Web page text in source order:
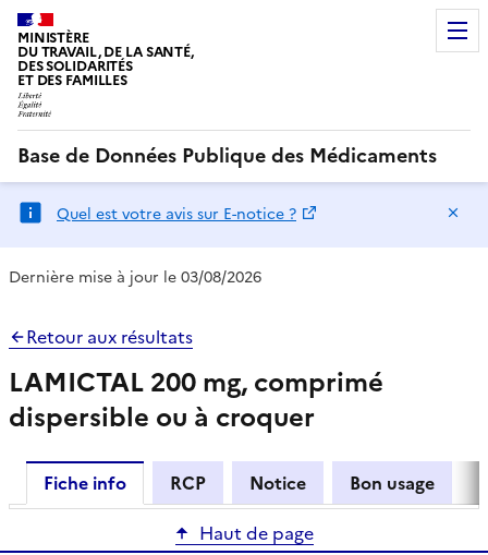
MINISTÈRE
DU TRAVAIL, DE LA SANTÉ,
DES SOLIDARITÉS
ET DES FAMILLES
Base de Données Publique des Médicaments
Quel est votre avis sur E-notice ?
Dernière mise à jour le 03/08/2026
Retour aux résultats
LAMICTAL 200 mg, comprimé
dispersible ou à croquer
Fiche info RCP Notice
Bon usage
Haut de page